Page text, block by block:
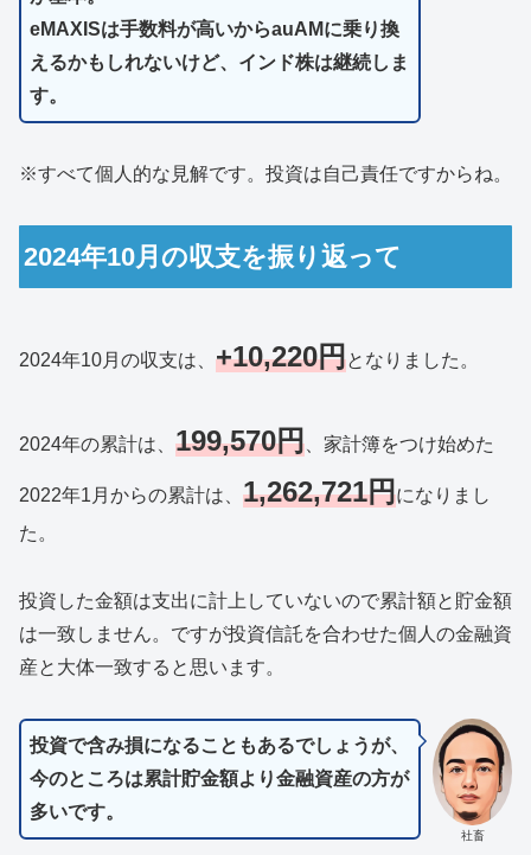
eMAXISは手数料が高いからauAMに乗り換
えるかもしれないけど、インド株は継続しま
す。
※すべて個人的な見解です。投資は自己責任ですからね。
2024年10月の収支を振り返って
2024年10月の収支は、 +10,220円となりました。
2024年の累計は、 199,570円 、家計簿をつけ始めた
2022年1月からの累計は、 1,262,721円になりまし
た。
投資した金額は支出に計上していないので累計額と貯金額
は一致しません。ですが投資信託を合わせた個人の金融資
産と大体一致すると思います。
社畜
投資で含み損になることもあるでしょうが、
今のところは累計貯金額より金融資産の方が
多いです。